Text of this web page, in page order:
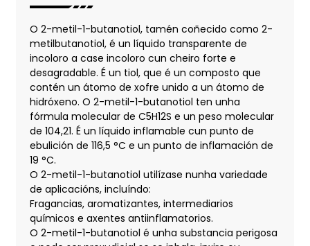
O 2-metil-1-butanotiol, tamén coñecido como 2-
metilbutanotiol, é un líquido transparente de
incoloro a case incoloro cun cheiro forte e
desagradable. É un tiol, que é un composto que
contén un átomo de xofre unido a un átomo de
hidróxeno. O 2-metil-1-butanotiol ten unha
fórmula molecular de C5H12S e un peso molecular
de 104,21. É un líquido inflamable cun punto de
ebulición de 116,5 °C e un punto de inflamación de
19 °C.
O 2-metil-1-butanotiol utilízase nunha variedade
de aplicacións, incluíndo:
Fragancias, aromatizantes, intermediarios
químicos e axentes antiinflamatorios.
O 2-metil-1-butanotiol é unha substancia perigosa